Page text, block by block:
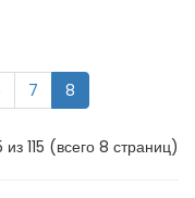
7 8
из 115 (всего 8 страниц)